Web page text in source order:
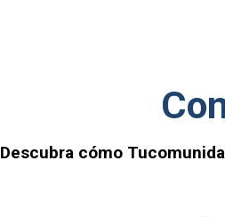
Descubra cómo